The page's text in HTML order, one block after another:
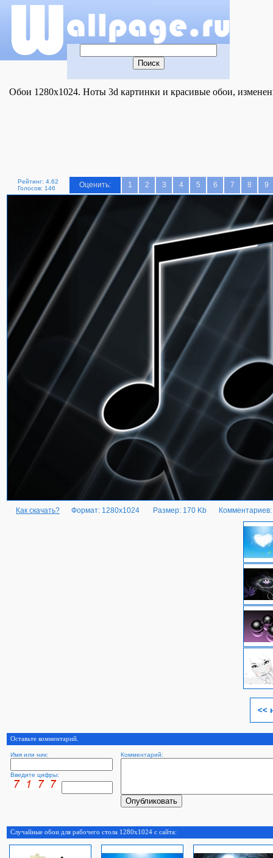
Обои 1280x1024. Ноты 3d картинки и красивые обои,
Рейтинг: 4.62
Голосов: 146
Оценить: 1 2 3 4 5 6 7 8 9
Как скачать? Формат: 1280x1024 Размер: 170 Kb Комментариев:
<<
Оставьте комментарий.
Имя или ник: Комментарий:
Введите цифры:
Случайные обои для рабочего стола 1280x1024 с сайта: